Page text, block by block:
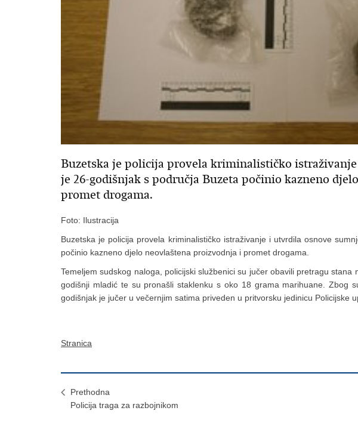
Buzetska je policija provela kriminalističko
je 26-godišnjak s područja Buzeta počinio kazneno
promet drogama.
Foto: Ilustracija
Buzetska je policija provela kriminalističko istraživanje i utvrdila osnove
počinio kazneno djelo neovlaštena proizvodnja i promet drogama.
Temeljem sudskog naloga, policijski službenici su jučer obavili pretragu stana
godišnji mladić te su pronašli staklenku s oko 18 grama marihuane. Zbog
godišnjak je jučer u večernjim satima priveden u pritvorsku jedinicu Policijske
Stranica
Prethodna
Policija traga za razbojnikom